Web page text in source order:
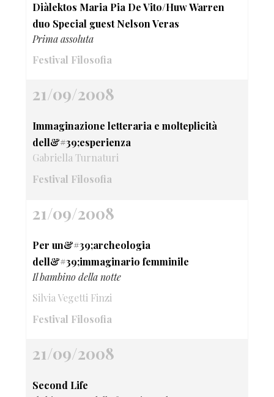
Diàlektos Maria Pia De Vito/Huw Warren
duo Special guest Nelson Veras
Prima assoluta
Festival Filosofia
21/09/2008
Immaginazione letteraria e molteplicità
dell&#39;esperienza
Gabriella Turnaturi
Festival Filosofia
21/09/2008
Per un&#39;archeologia
dell&#39;immaginario femminile
Il bambino della notte
Silvia Vegetti Finzi
Festival Filosofia
21/09/2008
Second Life